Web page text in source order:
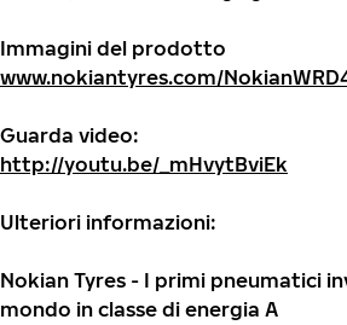
Immagini del prodotto
www.nokiantyres.com/
Guarda video:
http://youtu.be/_mHvytBviEk
Ulteriori informazioni:
Nokian Tyres - I primi pneumatici
mondo in classe di energia A